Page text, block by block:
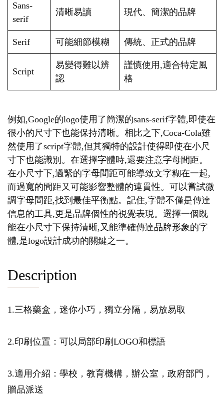
Sans-
serif
清晰易讀 現代、簡潔的品牌
Serif 可能細節模糊 傳統、正式的品牌
Script
易變得難以辨
認
謹慎使用,適合特定風
格
例如,Google的logo使用了簡潔的sans-serif字體,即使在
很小的尺寸下也能保持清晰。相比之下,Coca-Cola雖
然使用了script字體,但其獨特的設計使得即使在小尺
寸下也能識別。在選擇字體時,還要注意字母間距。
在小尺寸下,過緊的字母間距可能導致文字糊在一起,
而過寬的間距又可能影響整體的連貫性。可以嘗試微
調字母間距,找到最佳平衡點。記住,字體不僅是傳達
信息的工具,更是品牌個性的視覺表現。選擇一個既
能在小尺寸下保持清晰,又能準確傳達品牌形象的字
體,是logo設計成功的關鍵之一。
Description
1.三格藥盒，迷你小巧，獨立分隔，易放易取
2.印刷位置：可以局部印刷LOGO和標語
3.適用介紹：學校，教育機構，辦公室，政府部門，
贈品派送